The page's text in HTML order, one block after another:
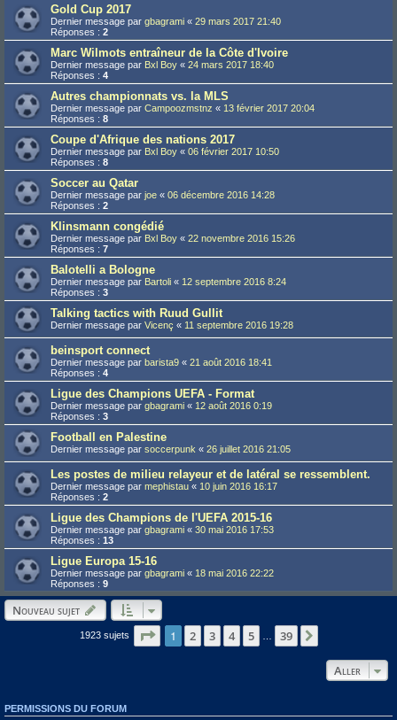
Gold Cup 2017
Dernier message par gbagrami « 29 mars 2017 21:40
Réponses : 2
Marc Wilmots entraîneur de la Côte d'Ivoire
Dernier message par Bxl Boy « 24 mars 2017 18:40
Réponses : 4
Autres championnats vs. la MLS
Dernier message par Campoozmstnz « 13 février 2017 20:04
Réponses : 8
Coupe d'Afrique des nations 2017
Dernier message par Bxl Boy « 06 février 2017 10:50
Réponses : 8
Soccer au Qatar
Dernier message par joe « 06 décembre 2016 14:28
Réponses : 2
Klinsmann congédié
Dernier message par Bxl Boy « 22 novembre 2016 15:26
Réponses : 7
Balotelli a Bologne
Dernier message par Bartoli « 12 septembre 2016 8:24
Réponses : 3
Talking tactics with Ruud Gullit
Dernier message par Vicenç « 11 septembre 2016 19:28
beinsport connect
Dernier message par barista9 « 21 août 2016 18:41
Réponses : 4
Ligue des Champions UEFA - Format
Dernier message par gbagrami « 12 août 2016 0:19
Réponses : 3
Football en Palestine
Dernier message par soccerpunk « 26 juillet 2016 21:05
Les postes de milieu relayeur et de latéral se ressemblent.
Dernier message par mephistau « 10 juin 2016 16:17
Réponses : 2
Ligue des Champions de l'UEFA 2015-16
Dernier message par gbagrami « 30 mai 2016 17:53
Réponses : 13
Ligue Europa 15-16
Dernier message par gbagrami « 18 mai 2016 22:22
Réponses : 9
Nouveau sujet
1923 sujets Page sur 39
1 2 3 4 5 39
Aller
PERMISSIONS DU FORUM